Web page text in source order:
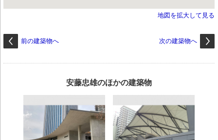
地図を拡大して見る
前の建築物へ 次の建築物へ
安藤忠雄のほかの建築物